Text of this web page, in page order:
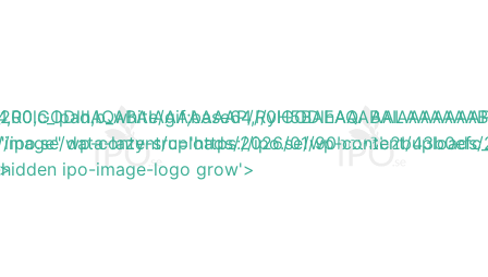
wp-content/uploads/2026/01/
data-lazy-src='https://ipo.se/wp-content/
ipo-image-logo grow'>